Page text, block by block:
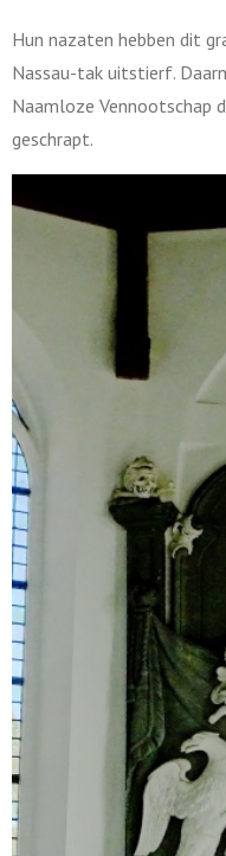
Hun nazaten hebben dit
Nassau-tak uitstierf.
Naamloze Vennootschap
geschrapt.